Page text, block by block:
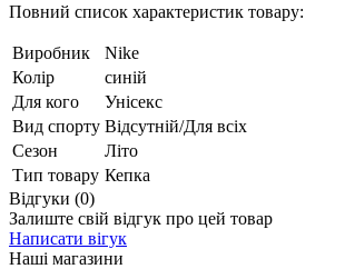
Повний список характеристик товару:
Виробник
Nike
Колір
синій
Для кого
Унісекс
Вид спорту Відсутній/Для всіх
Сезон
Літо
Тип товару Кепка
Відгуки (0)
Залиште свій відгук про цей товар
Написати вігук
Наші магазини